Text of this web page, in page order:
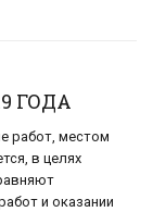
ГОДА
работ, местом
в целях
и оказании